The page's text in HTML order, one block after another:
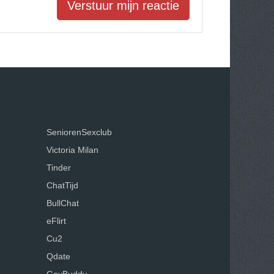
Verstuur mijn reactie
SeniorenSexclub
Victoria Milan
Tinder
ChatTijd
BullChat
eFlirt
Cu2
Qdate